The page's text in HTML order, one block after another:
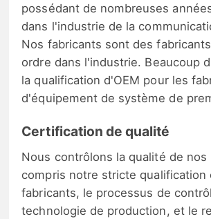
possédant de nombreuses
dans l'industrie de la
Nos fabricants sont des
ordre dans l'industrie. Beaucoup
la qualification d'OEM pour les
d'équipement de système de
Certification de qualité
Nous contrôlons la qualité de nos
compris notre stricte qualification
fabricants, le processus de
technologie de production, et le